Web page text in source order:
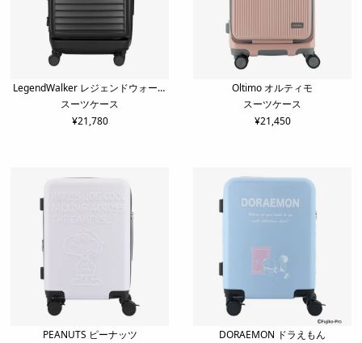
LegendWalker レジェンドウォーカ
ー
スーツケース
¥21,780
Oltimo オルティモ
スーツケース
¥21,450
PEANUTS ピーナッツ
DORAEMON ドラえもん